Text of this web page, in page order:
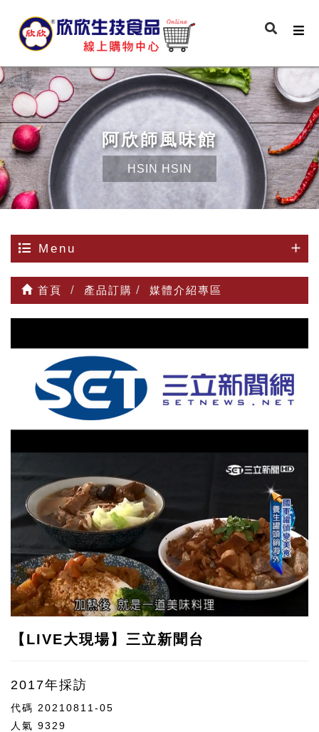
阿欣師風味館
HSIN HSIN
Menu
首頁 產品訂購 媒體介紹專區
【LIVE大現場】三立新聞台
2017年採訪
代碼 20210811-05
人氣 9329